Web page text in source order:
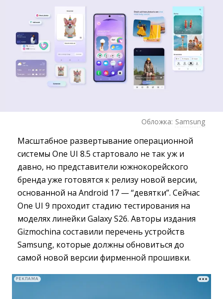
Обложка: Samsung
Масштабное развертывание операционной
системы One UI 8.5 стартовало не так уж и
давно, но представители южнокорейского
бренда уже готовятся к релизу новой версии,
основанной на Android 17 — “девятки”. Сейчас
One UI 9 проходит стадию тестирования на
моделях линейки Galaxy S26. Авторы издания
Gizmochina составили перечень устройств
Samsung, которые должны обновиться до
самой новой версии фирменной прошивки.
РЕКЛАМА